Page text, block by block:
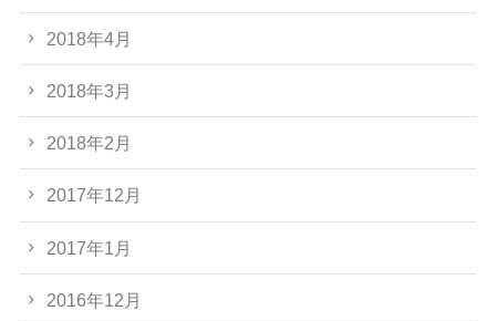
2018年4月
2018年3月
2018年2月
2017年12月
2017年1月
2016年12月